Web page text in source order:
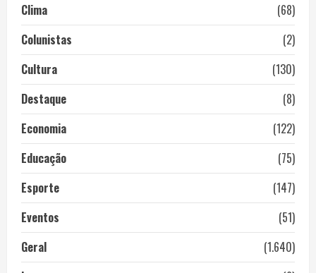
Clima
(68)
Colunistas
(2)
Cultura
(130)
Destaque
(8)
Economia
(122)
Educação
(75)
Esporte
(147)
Eventos
(51)
Geral
(1.640)